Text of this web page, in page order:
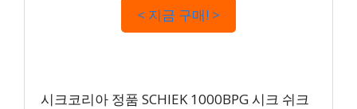
< 지금 구매! >
시크코리아 정품 SCHIEK 1000BPG 시크 쉬크